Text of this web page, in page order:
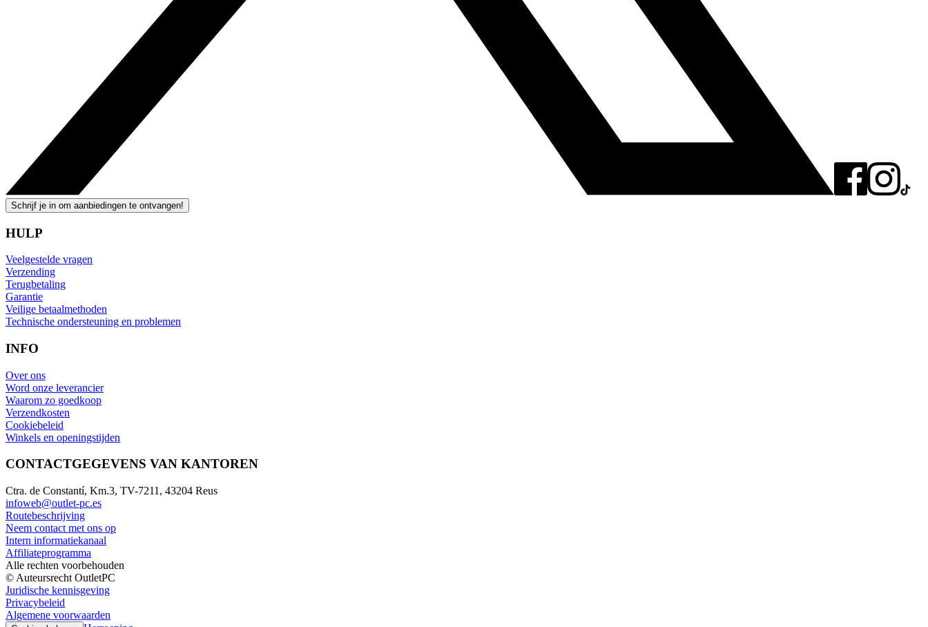
Schrijf je in om aanbiedingen te ontvangen!
HULP
Veelgestelde vragen
Verzending
Terugbetaling
Garantie
Veilige betaalmethoden
Technische ondersteuning en problemen
INFO
Over ons
Word onze leverancier
Waarom zo goedkoop
Verzendkosten
Cookiebeleid
Winkels en openingstijden
CONTACTGEGEVENS VAN KANTOREN
Ctra. de Constantí, Km.3, TV-7211, 43204 Reus
infoweb@outlet-pc.es
Routebeschrijving
Neem contact met ons op
Intern informatiekanaal
Affiliateprogramma
Alle rechten voorbehouden
© Auteursrecht OutletPC
Juridische kennisgeving
Privacybeleid
Algemene voorwaarden